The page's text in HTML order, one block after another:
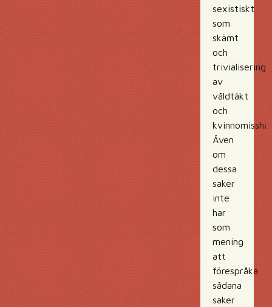
sexistiskt
som
skämt
och
trivialisering
av
våldtäkt
och
Även
om
dessa
saker
inte
har
som
mening
att
förespråka
sådana
saker